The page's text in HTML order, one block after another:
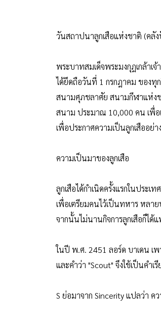
วันสถาปนาลูกเสือแห่งชาติ (คลั
พระบาทสมเด็จพระมงกุฎเกล้าเ
ได้ยึดถือวันที่ 1 กรกฎาคม ของทุ
สนามศุภชลาศัย สนามกีฬาแห่ง
สนาม ประมาณ 10,000 คน เพื่
เพื่อประกาศความเป็นลูกเสืออย่า
ความเป็นมาของลูกเสือ
ลูกเสือได้กำเนิดครั้งแรกในประเ
เพื่อเตรียมคนไว้เป็นทหาร หลา
จากนั้นไม่นานกิจการลูกเสือก็ได้
ในปี พ.ศ. 2451 ลอร์ด บาเดน เ
และคำว่า "Scout" จึงใช้เป็นคำ
S ย่อมาจาก Sincerity แปลว่า คว